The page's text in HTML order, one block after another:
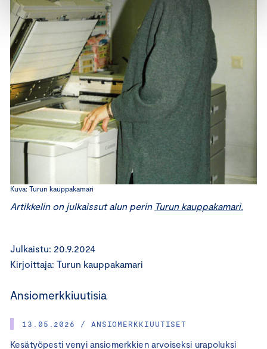
Julkaistu: 20.9.2024
Kirjoittaja: Turun kauppakamari
Ansiomerkkiuutisia
13.05.2026 / ANSIOMERKKIUUTISET
Kesätyöpesti venyi ansiomerkkien arvoiseksi urapoluksi
Kuva: Turun kauppakamari
Artikkelin on julkaissut alun perin Turun kauppakamari.